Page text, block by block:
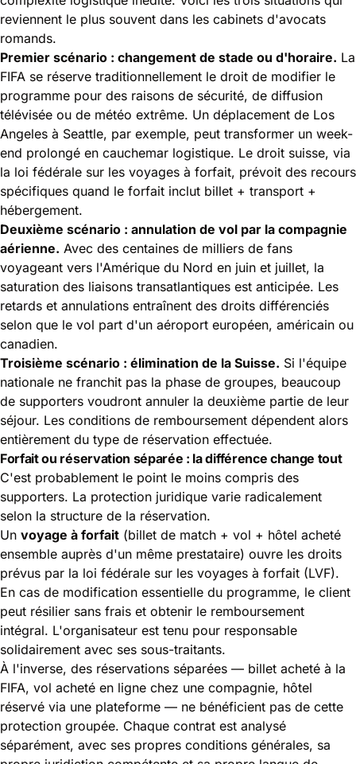
reviennent le plus souvent dans les cabinets d'avocats
romands.
Premier scénario : changement de stade ou d'horaire. La
FIFA se réserve traditionnellement le droit de modifier le
programme pour des raisons de sécurité, de diffusion
télévisée ou de météo extrême. Un déplacement de Los
Angeles à Seattle, par exemple, peut transformer un week-
end prolongé en cauchemar logistique. Le droit suisse, via
la loi fédérale sur les voyages à forfait, prévoit des recours
spécifiques quand le forfait inclut billet + transport +
hébergement.
Deuxième scénario : annulation de vol par la compagnie
aérienne. Avec des centaines de milliers de fans
voyageant vers l'Amérique du Nord en juin et juillet, la
saturation des liaisons transatlantiques est anticipée. Les
retards et annulations entraînent des droits différenciés
selon que le vol part d'un aéroport européen, américain ou
canadien.
Troisième scénario : élimination de la Suisse. Si l'équipe
nationale ne franchit pas la phase de groupes, beaucoup
de supporters voudront annuler la deuxième partie de leur
séjour. Les conditions de remboursement dépendent alors
entièrement du type de réservation effectuée.
Forfait ou réservation séparée : la différence change tout
C'est probablement le point le moins compris des
supporters. La protection juridique varie radicalement
selon la structure de la réservation.
Un voyage à forfait (billet de match + vol + hôtel acheté
ensemble auprès d'un même prestataire) ouvre les droits
prévus par la loi fédérale sur les voyages à forfait (LVF).
En cas de modification essentielle du programme, le client
peut résilier sans frais et obtenir le remboursement
intégral. L'organisateur est tenu pour responsable
solidairement avec ses sous-traitants.
À l'inverse, des réservations séparées — billet acheté à la
FIFA, vol acheté en ligne chez une compagnie, hôtel
réservé via une plateforme — ne bénéficient pas de cette
protection groupée. Chaque contrat est analysé
séparément, avec ses propres conditions générales, sa